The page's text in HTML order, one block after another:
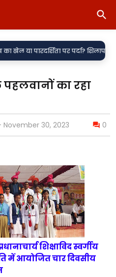
पर पर्दा? शिलापट्ट से गायब
का रहा
November 30, 2023 0
शिक्षाविद स्वर्गीय
में आयोजित चार दिवसीय